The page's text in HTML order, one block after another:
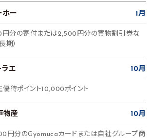
ホー 1月
円分の寄付または2,500円分の買物割引券な
期）
ラエ 10月
優待ポイント10,000ポイント
物産 10月
円分のGyomucaカードまたは自社グループ商